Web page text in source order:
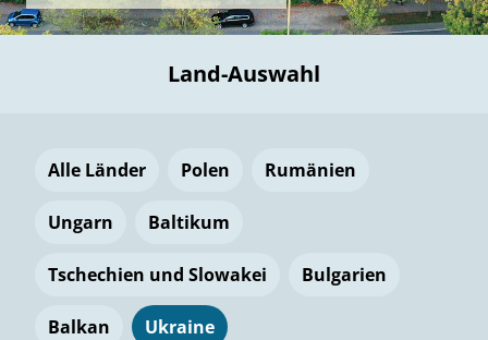
Land-Auswahl
Alle Länder Polen Rumänien
Ungarn Baltikum
Tschechien und Slowakei Bulgarien
Balkan Ukraine